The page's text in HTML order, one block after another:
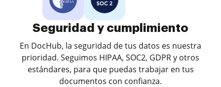
Seguridad y cumplimiento
En DocHub, la seguridad de tus datos es nuestra
prioridad. Seguimos HIPAA, SOC2, GDPR y otros
estándares, para que puedas trabajar en tus
documentos con confianza.